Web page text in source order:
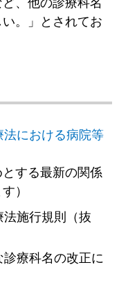
。」とされてお
における病院等
とする最新の関係
）
施行規則（抜
療科名の改正に